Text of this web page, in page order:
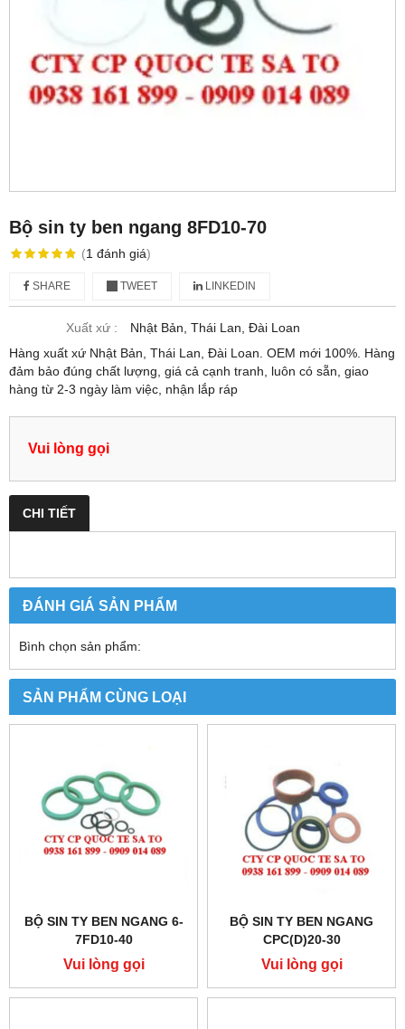
Bộ sin ty ben ngang 8FD10-70
(1 đánh giá)
SHARE TWEET LINKEDIN
Xuất xứ :
Nhật Bản, Thái Lan, Đài Loan
Hàng xuất xứ Nhật Bản, Thái Lan, Đài Loan. OEM mới 100%. Hàng
đảm bảo đúng chất lượng, giá cả cạnh tranh, luôn có sẵn, giao
hàng từ 2-3 ngày làm việc, nhận lắp ráp
Vui lòng gọi
CHI TIẾT
ĐÁNH GIÁ SẢN PHẨM
Bình chọn sản phẩm:
SẢN PHẨM CÙNG LOẠI
BỘ SIN TY BEN NGANG 6-
7FD10-40
Vui lòng gọi
BỘ SIN TY BEN NGANG
CPC(D)20-30
Vui lòng gọi